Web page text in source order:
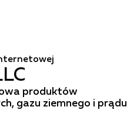
produktów
gazu ziemnego i prądu